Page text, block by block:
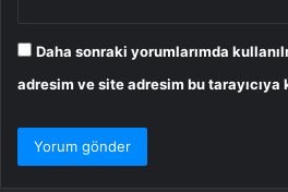
Daha sonraki yorumlarımda
adresim ve site adresim bu tarayıcıya